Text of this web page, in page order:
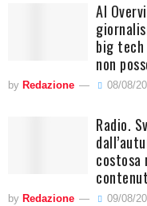
AI
big tech
non
by Redazione 08/08/
Radio.
costosa
by Redazione 09/08/